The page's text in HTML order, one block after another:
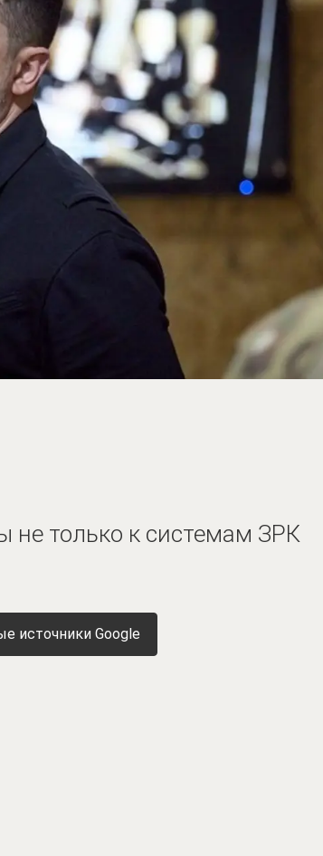
не только к системам ЗРК
источники Google